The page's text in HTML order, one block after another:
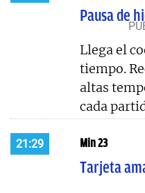
Pausa de
Llega el
tiempo.
altas
cada
21:29 Min 23
Tarjeta